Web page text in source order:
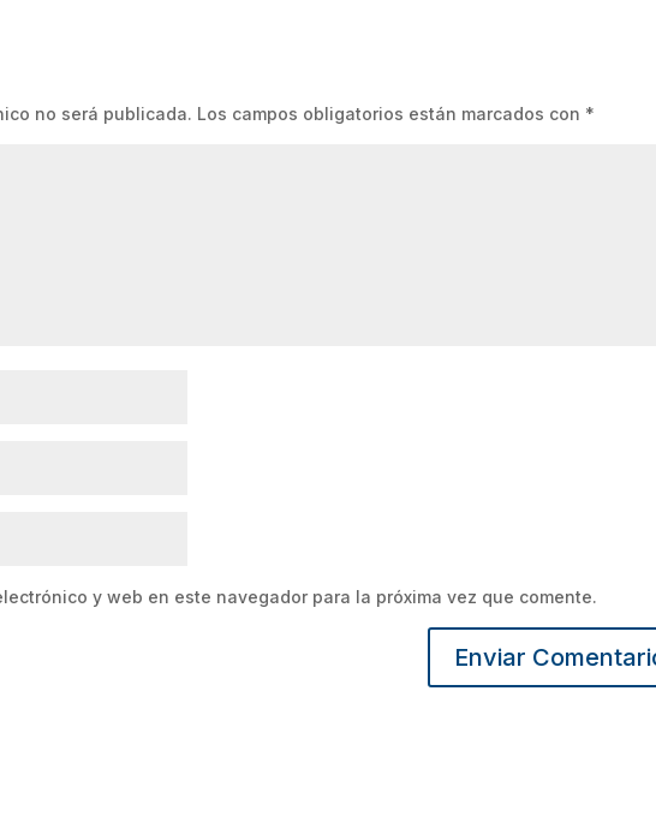
no será publicada. Los campos obligatorios están marcados con *
y web en este navegador para la próxima vez que comente.